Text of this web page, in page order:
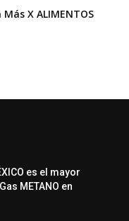
X ALIMENTOS
es el mayor
METANO en